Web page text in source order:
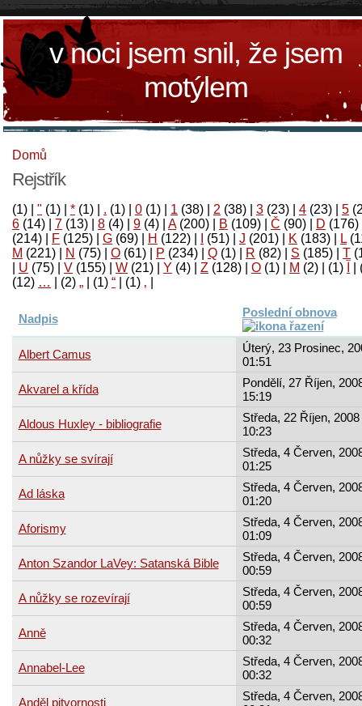
v noci jsem snil, že jsem
motýlem
Domů
Rejstřík
(1) " (1) * (1) . (1) 0 (1) 1 (38) 2 (38) 3 (23) 4 (23) 5
6 (14) 7 (13) 8 (4) 9 (4) A(200) B (109) Č (90) D (176)
(214)
F (125) G (69) H (122) (51) J (201) K (183) L
M (221) N (75) O (61) P (234) Q (1) R (82) S (185) T
U (75) V (155) W (21) Y (4) Z (128) Ο (1) М (2)
(1)
‚
(1)
“
(1)
„
(2)
…
(12)
Nadpis Poslední obnova
Albert Camus
Úterý, 23 Prosinec,
01:51
Akvarel a křída
Pondělí, 27 Říjen,
15:19
Aldous Huxley - bibliografie
Středa, 22 Říjen, 2008
10:23
A nůžky se svírají
Středa, 4 Červen,
01:25
Ad láska
Středa, 4 Červen,
01:20
Aforismy
Středa, 4 Červen,
01:09
Anton Szandor LaVey: Satanská Bible
Středa, 4 Červen,
00:59
A nůžky se rozevírají
Středa, 4 Červen,
00:59
Anně
Středa, 4 Červen,
00:32
Annabel-Lee
Středa, 4 Červen,
00:32
Anděl pitvornosti
Středa, 4 Červen,